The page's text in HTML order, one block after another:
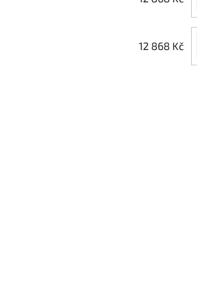
12 868 Kč